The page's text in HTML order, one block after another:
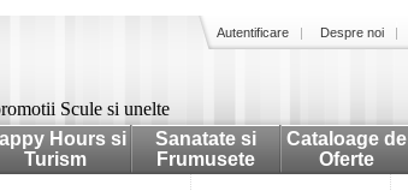
Scule si unelte
Autentificare Despre noi
Hours si
Turism
Sanatate si
Frumusete
Cataloage de
Oferte